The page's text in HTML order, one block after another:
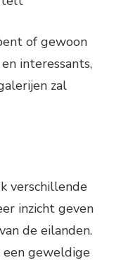
of gewoon
interessants,
zal
verschillende
inzicht geven
de eilanden.
een geweldige